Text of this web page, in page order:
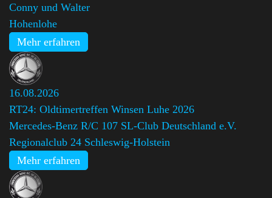
Conny und Walter
Hohenlohe
Mehr erfahren
16.08.2026
RT24: Oldtimertreffen Winsen Luhe 2026
Mercedes-Benz R/C 107 SL-Club Deutschland e.V.
Regionalclub 24 Schleswig-Holstein
Mehr erfahren